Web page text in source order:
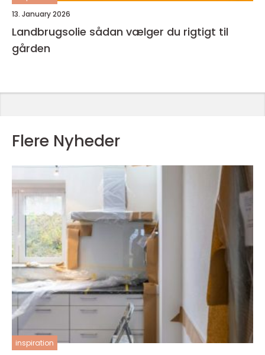
13. January 2026
Landbrugsolie sådan vælger du rigtigt til
gården
Flere Nyheder
inspiration